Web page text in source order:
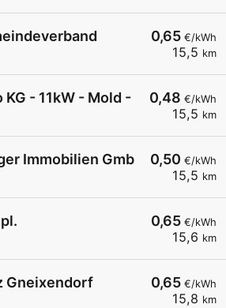
0,65 €/kWh
15,5 km
0,48 €/kWh
15,5 km
KG - 11kW - Mold -
0,50 €/kWh
15,5 km
Immobilien GmbH
0,65 €/kWh
15,6 km
0,65 €/kWh
15,8 km
Gneixendorf